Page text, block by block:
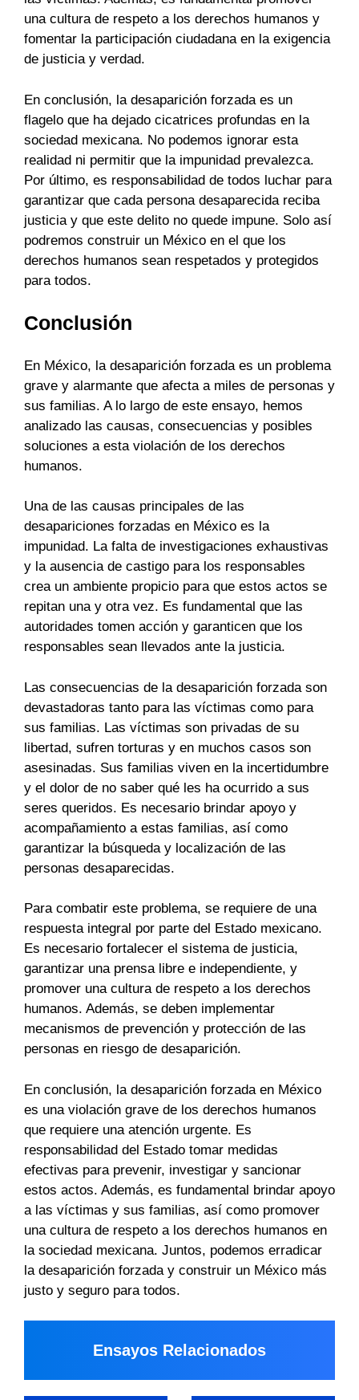
una cultura de respeto a los derechos humanos y
fomentar la participación ciudadana en la exigencia
de justicia y verdad.
En conclusión, la desaparición forzada es un
flagelo que ha dejado cicatrices profundas en la
sociedad mexicana. No podemos ignorar esta
realidad ni permitir que la impunidad prevalezca.
Por último, es responsabilidad de todos luchar para
garantizar que cada persona desaparecida reciba
justicia y que este delito no quede impune. Solo así
podremos construir un México en el que los
derechos humanos sean respetados y protegidos
para todos.
Conclusión
En México, la desaparición forzada es un problema
grave y alarmante que afecta a miles de personas y
sus familias. A lo largo de este ensayo, hemos
analizado las causas, consecuencias y posibles
soluciones a esta violación de los derechos
humanos.
Una de las causas principales de las
desapariciones forzadas en México es la
impunidad. La falta de investigaciones exhaustivas
y la ausencia de castigo para los responsables
crea un ambiente propicio para que estos actos se
repitan una y otra vez. Es fundamental que las
autoridades tomen acción y garanticen que los
responsables sean llevados ante la justicia.
Las consecuencias de la desaparición forzada son
devastadoras tanto para las víctimas como para
sus familias. Las víctimas son privadas de su
libertad, sufren torturas y en muchos casos son
asesinadas. Sus familias viven en la incertidumbre
y el dolor de no saber qué les ha ocurrido a sus
seres queridos. Es necesario brindar apoyo y
acompañamiento a estas familias, así como
garantizar la búsqueda y localización de las
personas desaparecidas.
Para combatir este problema, se requiere de una
respuesta integral por parte del Estado mexicano.
Es necesario fortalecer el sistema de justicia,
garantizar una prensa libre e independiente, y
promover una cultura de respeto a los derechos
humanos. Además, se deben implementar
mecanismos de prevención y protección de las
personas en riesgo de desaparición.
En conclusión, la desaparición forzada en México
es una violación grave de los derechos humanos
que requiere una atención urgente. Es
responsabilidad del Estado tomar medidas
efectivas para prevenir, investigar y sancionar
estos actos. Además, es fundamental brindar apoyo
a las víctimas y sus familias, así como promover
una cultura de respeto a los derechos humanos en
la sociedad mexicana. Juntos, podemos erradicar
la desaparición forzada y construir un México más
justo y seguro para todos.
Ensayos Relacionados